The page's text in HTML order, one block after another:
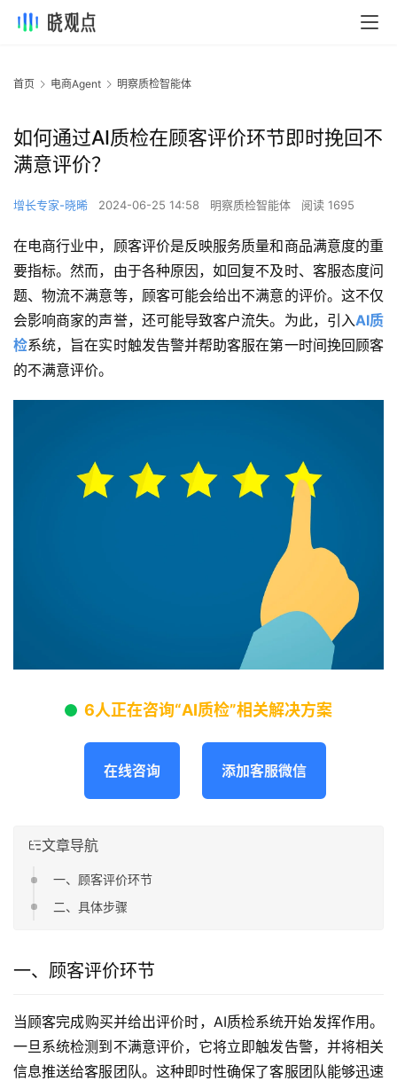
首页 电商Agent 明察质检智能体
如何通过AI质检在顾客评价环节即时挽回不
满意评价？
增长专家-晓晞 2024-06-25 14:58 明察质检智能体 阅读 1695
在电商行业中，顾客评价是反映服务质量和商品满意度的重
要指标。然而，由于各种原因，如回复不及时、客服态度问
题、物流不满意等，顾客可能会给出不满意的评价。这不仅
会影响商家的声誉，还可能导致客户流失。为此，引入AI质
检系统，旨在实时触发告警并帮助客服在第一时间挽回顾客
的不满意评价。
6人正在咨询“AI质检”相关解决方案
在线咨询 添加客服微信
文章导航
一、顾客评价环节
二、具体步骤
一、顾客评价环节
当顾客完成购买并给出评价时，AI质检系统开始发挥作用。
一旦系统检测到不满意评价，它将立即触发告警，并将相关
信息推送给客服团队。这种即时性确保了客服团队能够迅速